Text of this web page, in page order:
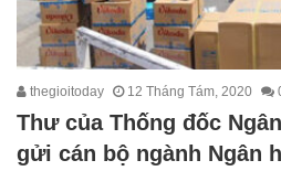
thegioitoday 12 Tháng Tám, 2020
Thư của Thống đốc
gửi cán bộ ngành Ngân